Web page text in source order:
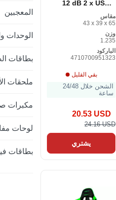
المعجبين
الوحدات
بطاقات
ملحقات
مكبرات
لوحات
بطاقات
12 dB 2 x USB 2
مقاس
43 x 39 x 65
وزن
1.235
الباركود
4710700951323
بقي القليل
الشحن خلال 24/48
ساعة
20.53 USD
24.16 USD
يشتري